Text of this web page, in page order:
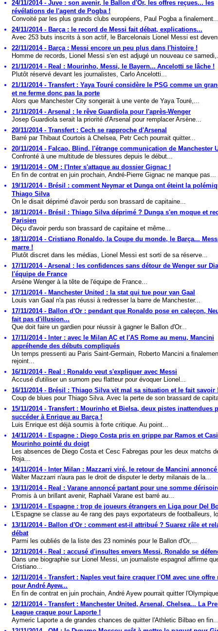
24/11/2014 - Juve : son avenir, le Ballon d'Or, les offres reçues... les
révélations de l'agent de Pogba !
Convoité par les plus grands clubs européens, Paul Pogba a
24/11/2014 - Barça : le record de Messi fait débat, explications...
Avec 253 buts inscrits à son actif, le Barcelonais Lionel Messi est
22/11/2014 - Barça : Messi encore un peu plus dans l'histoire !
Homme de records, Lionel Messi s'en est adjugé un nouveau ce
21/11/2014 - Real : Mourinho, Messi, le Bayern... Ancelotti se lâche !
Plutôt réservé devant les journalistes, Carlo Ancelotti...
21/11/2014 - Transfert : Yaya Touré considère le PSG comme un
et ne ferme donc pas la porte
Alors que Manchester City songerait à une vente de Yaya Touré,...
21/11/2014 - Arsenal : le rêve Guardiola pour l'après-Wenger
Josep Guardiola serait la priorité d'Arsenal pour remplacer Arsène...
20/11/2014 - Transfert : Cech se rapproche d'Arsenal
Barré par Thibaut Courtois à Chelsea, Petr Cech pourrait quitter...
20/11/2014 - Falcao, Blind, l'étrange communication de Manchester
Confronté à une multitude de blessures depuis le début...
19/11/2014 - OM : l'Inter s'attaque au dossier Gignac !
En fin de contrat en juin prochain, André-Pierre Gignac ne manque pas...
19/11/2014 - Brésil : comment Neymar et Dunga ont éteint la
Thiago Silva
On le disait déprimé d'avoir perdu son brassard de capitaine...
18/11/2014 - Brésil : Thiago Silva déprimé ? Dunga s'en moque et
Parisien
Déçu d'avoir perdu son brassard de capitaine et même...
18/11/2014 - Cristiano Ronaldo, la Coupe du monde, le Barça...
marre !
Plutôt discret dans les médias, Lionel Messi est sorti de sa réserve...
17/11/2014 - Arsenal : les confidences sans détour de Wenger sur
l'équipe de France
Arsène Wenger à la tête de l'équipe de France...
17/11/2014 - Manchester United : la stat qui tue pour van Gaal
Louis van Gaal n'a pas réussi à redresser la barre de Manchester...
17/11/2014 - Ballon d'Or : pendant que Ronaldo pose en caleçon,
fait pas d'illusion...
Que doit faire un gardien pour réussir à gagner le Ballon d'Or...
17/11/2014 - Inter : avec le Milan AC et l'AS Rome au menu, Mancini
appréhende des débuts compliqués
Un temps pressenti au Paris Saint-Germain, Roberto Mancini a
rejoint...
16/11/2014 - Real : Ronaldo veut s'expliquer avec Messi
Accusé d'utiliser un surnom peu flatteur pour évoquer Lionel...
16/11/2014 - Brésil : Thiago Silva vit mal sa situation et le fait savoir
Coup de blues pour Thiago Silva. Avec la perte de son brassard de
15/11/2014 - Transfert : Mourinho et Bielsa, deux pistes inattendues
succéder à Enrique au Barça !
Luis Enrique est déjà soumis à forte critique. Au point...
14/11/2014 - Espagne : Diego Costa pris en grippe par Ramos et
Mourinho pointé du doigt
Les absences de Diego Costa et Cesc Fabregas pour les deux matchs
Roja...
14/11/2014 - Inter Milan : Mazzarri viré, le retour de Mancini
Walter Mazzarri n'aura pas le droit de disputer le derby milanais de la...
13/11/2014 - Real : Varane annoncé partant pour une somme
Promis à un brillant avenir, Raphaël Varane est barré au...
13/11/2014 - Espagne : trop de joueurs étrangers en Liga pour Del
L'Espagne se classe au 4e rang des pays exportateurs de footballeurs,
13/11/2014 - Ballon d'Or : comment est-il attribué ? Suarez râle et
débat
Parmi les oubliés de la liste des 23 nominés pour le Ballon d'Or,...
12/11/2014 - Real : accusé d'insultes envers Messi, Ronaldo se
Dans une biographie sur Lionel Messi, un journaliste espagnol affirme
Cristiano...
12/11/2014 - Transfert : Naples veut faire craquer l'OM avec une
pour André Ayew...
En fin de contrat en juin prochain, André Ayew pourrait quitter
12/11/2014 - Transfert : Manchester United, Arsenal, Chelsea... La
League craque pour Laporte !
Aymeric Laporte a de grandes chances de quitter l'Athletic Bilbao en